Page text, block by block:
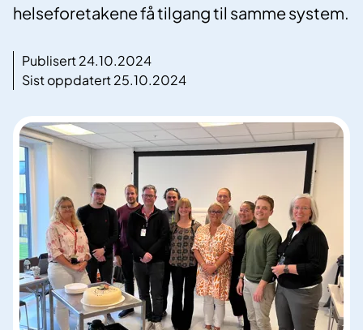
helseforetakene få tilgang til samme system.
Publisert 24.10.2024
Sist oppdatert 25.10.2024